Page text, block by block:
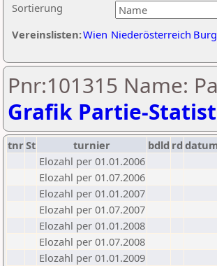
Sortierung
Vereinslisten:Wien Niederösterreich
Pnr:101315 Name:
Grafik Partie-
tnrSt turnier bdld rd
Elozahl per 01.01.2006
Elozahl per 01.07.2006
Elozahl per 01.01.2007
Elozahl per 01.07.2007
Elozahl per 01.01.2008
Elozahl per 01.07.2008
Elozahl per 01.01.2009